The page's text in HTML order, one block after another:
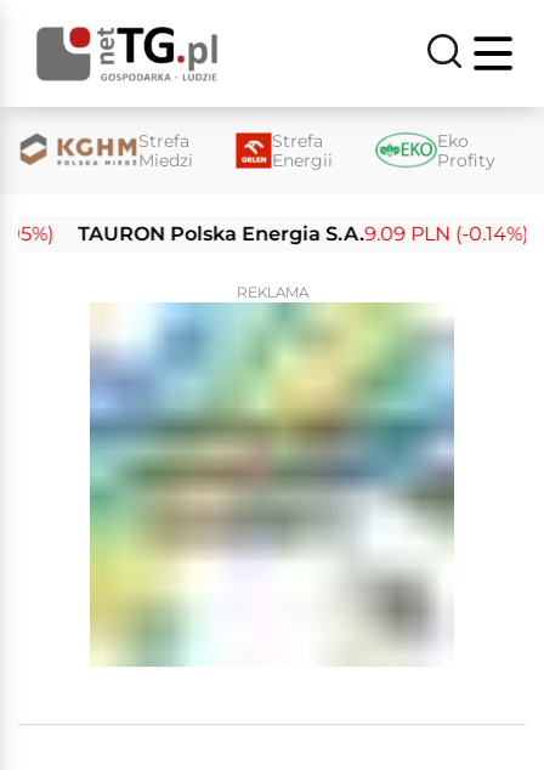
Strefa
Miedzi
Strefa
Energii
Eko
Profity
TAURON Polska Energia S.A. 9.09 PLN (-0.14%)
REKLAMA